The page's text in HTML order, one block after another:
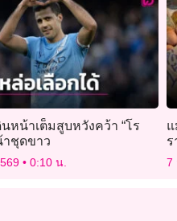
นหน้าเต็มสูบหวังคว้า “โร
าชุดขาว
0:10 น.
แ
7